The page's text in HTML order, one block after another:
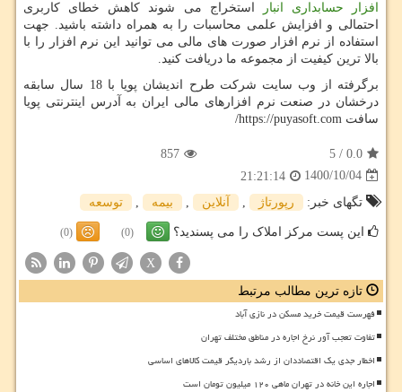
افزار حسابداری انبار
استخراج می شوند کاهش خطای کاربری
احتمالی و افزایش علمی محاسبات را به همراه داشته باشید. جهت
استفاده از نرم افزار صورت های مالی می توانید این نرم افزار را با
بالا ترین کیفیت از مجموعه ما دریافت کنید.
برگرفته از وب سایت شرکت طرح اندیشان پویا با 18 سال سابقه
درخشان در صنعت نرم افزارهای مالی ایران به آدرس اینترنتی پویا
سافت https://puyasoft.com
/
0.0
/
5
857
1400/10/04
21:21:14
تگهای خبر:
رپورتاژ , آنلاین , بیمه , توسعه
این پست مرکز املاک را می پسندید؟ (0)
(0)
X
تازه ترین مطالب مرتبط
فهرست قیمت خرید مسکن در نازی آباد
تفاوت تعجب آور نرخ اجاره در مناطق مختلف تهران
اخطار جدی یک اقتصاددان از رشد باردیگر قیمت کالاهای اساسی
اجاره این خانه در تهران ماهی ۱۲۰ میلیون تومان است